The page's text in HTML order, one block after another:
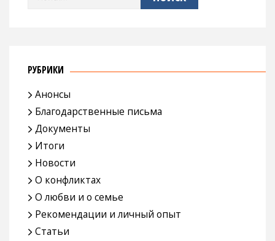
РУБРИКИ
Анонсы
Благодарственные письма
Документы
Итоги
Новости
О конфликтах
О любви и о семье
Рекомендации и личный опыт
Статьи